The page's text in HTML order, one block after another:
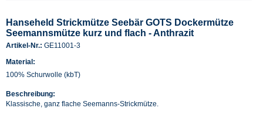
Hanseheld Strickmütze Seebär GOTS Dockermütze
Seemannsmütze kurz und flach - Anthrazit
Artikel-Nr.: GE11001-3
Material:
100% Schurwolle (kbT)
Beschreibung:
Klassische, ganz flache Seemanns-Strickmütze.